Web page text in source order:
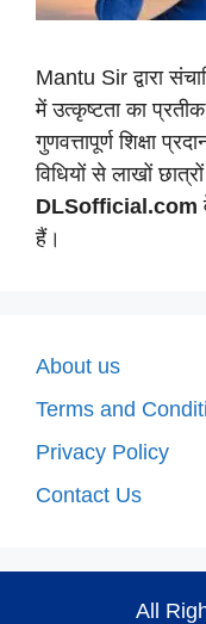
Mantu Sir द्वारा
में उत्कृष्टता का प्रतीक
गुणवत्तापूर्ण शिक्षा
विधियों से लाखों
DLSofficial.com
हैं।
About us
Terms and
Privacy Policy
Contact Us
All